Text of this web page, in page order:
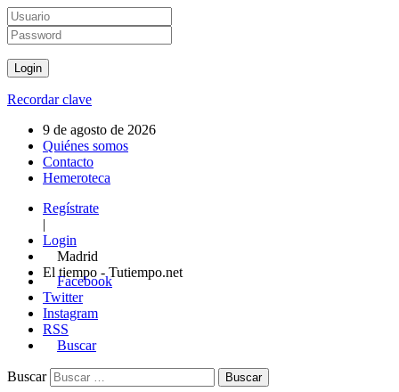
Recordar clave
9 de agosto de 2026
Quiénes somos
Contacto
Hemeroteca
Regístrate
|
Login
Madrid
El tiempo - Tutiempo.net
Facebook
Twitter
Instagram
RSS
Buscar
Buscar